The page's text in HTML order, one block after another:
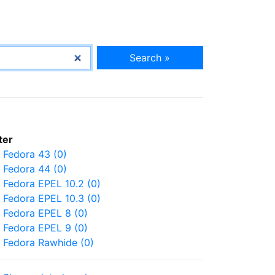
Search »
Fedora 43 (0)
Fedora 44 (0)
Fedora EPEL 10.2 (0)
Fedora EPEL 10.3 (0)
Fedora EPEL 8 (0)
Fedora EPEL 9 (0)
Fedora Rawhide (0)